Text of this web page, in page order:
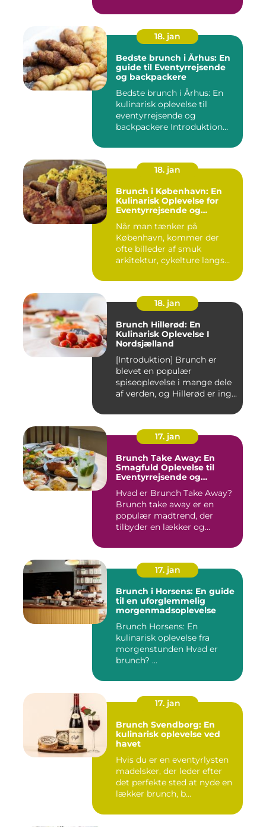
18. jan
Bedste brunch i Århus: En
guide til Eventyrrejsende
og backpackere
Bedste brunch i Århus: En
kulinarisk oplevelse til
eventyrrejsende og
backpackere Introduktion
18. jan
Brunch i København: En
Kulinarisk Oplevelse for
Eventyrrejsende og
VIDEO HER]
Når man tænker på
København, kommer der
ofte billeder af smuk
arkitektur, cykelture langs
18. jan
Brunch Hillerød: En
Kulinarisk Oplevelse I
Nordsjælland
[Introduktion] Brunch er
blevet en populær
spiseoplevelse i mange dele
af verden, og Hillerød er ing...
17. jan
Brunch Take Away: En
Smagfuld Oplevelse til
Eventyrrejsende og
Hvad er Brunch Take Away?
Brunch take away er en
populær madtrend, der
tilbyder en lækker og
17. jan
Brunch i Horsens: En guide
til en uforglemmelig
morgenmadsoplevelse
Brunch Horsens: En
kulinarisk oplevelse fra
morgenstunden Hvad er
brunch? ...
17. jan
Brunch Svendborg: En
kulinarisk oplevelse ved
havet
Hvis du er en eventyrlysten
madelsker, der leder efter
det perfekte sted at nyde en
lækker brunch, b...